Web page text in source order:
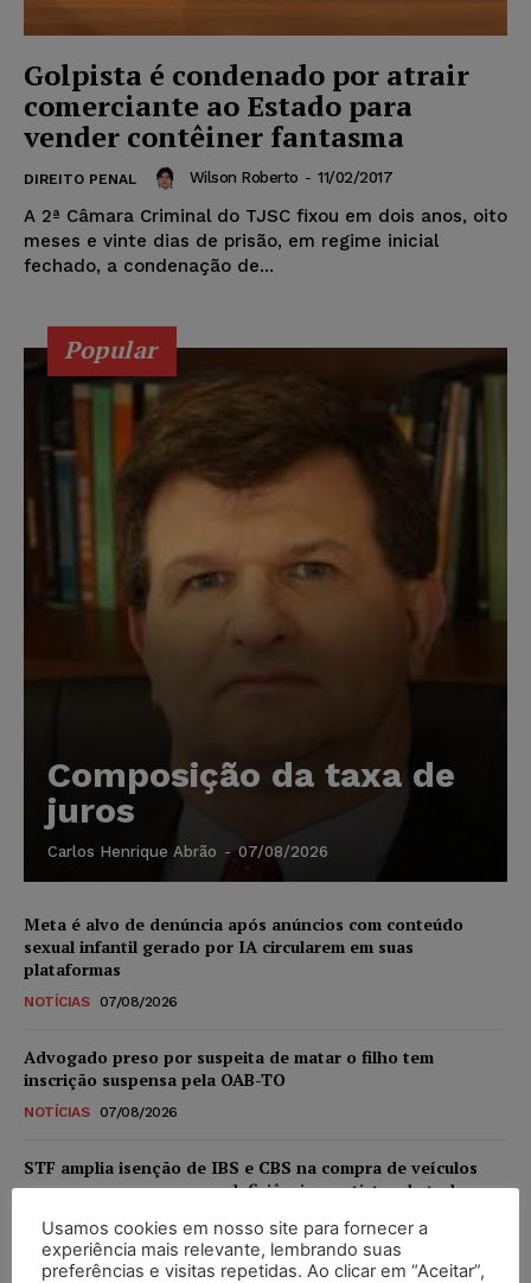
Golpista é condenado por atrair
comerciante ao Estado para
vender contêiner fantasma
DIREITO PENAL Wilson Roberto - 11/02/2017
A 2ª Câmara Criminal do TJSC fixou em dois anos, oito
meses e vinte dias de prisão, em regime inicial
fechado, a condenação de...
Popular
Composição da taxa de
juros
Carlos Henrique Abrão - 07/08/2026
Meta é alvo de denúncia após anúncios com conteúdo
sexual infantil gerado por IA circularem em suas
plataformas
NOTÍCIAS 07/08/2026
Advogado preso por suspeita de matar o filho tem
inscrição suspensa pela OAB-TO
NOTÍCIAS 07/08/2026
STF amplia isenção de IBS e CBS na compra de veículos
novos para pessoas com deficiência e autistas de todos os
DIREITO TRIBUTÁRIO 07/08/2026
Usamos cookies em nosso site para fornecer a
experiência mais relevante, lembrando suas
preferências e visitas repetidas. Ao clicar em “Aceitar”,